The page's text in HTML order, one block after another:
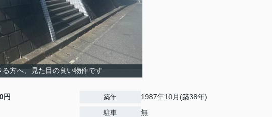
方へ、見た目の良い物件です
0円 築年 1987年10月(築38年)
駐車 無